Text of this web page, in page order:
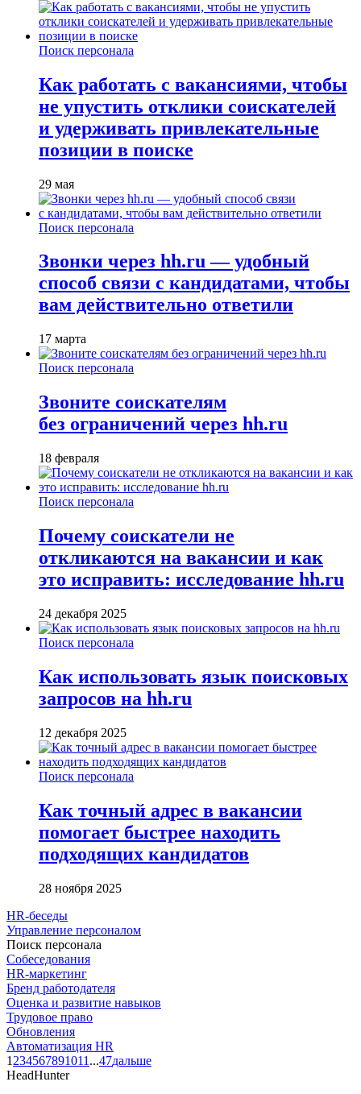
Поиск персонала
Как работать с вакансиями, чтобы
не упустить отклики соискателей
и удерживать привлекательные
позиции в поиске
29 мая
Поиск персонала
Звонки через hh.ru — удобный
способ связи с кандидатами, чтобы
вам действительно ответили
17 марта
Поиск персонала
Звоните соискателям
без ограничений через hh.ru
18 февраля
Поиск персонала
Почему соискатели не
откликаются на вакансии и как
это исправить: исследование hh.ru
24 декабря 2025
Поиск персонала
Как использовать язык поисковых
запросов на hh.ru
12 декабря 2025
Поиск персонала
Как точный адрес в вакансии
помогает быстрее находить
подходящих кандидатов
28 ноября 2025
HR-беседы
Управление персоналом
Поиск персонала
Собеседования
HR-маркетинг
Бренд работодателя
Оценка и развитие навыков
Трудовое право
Обновления
Автоматизация HR
1 234567891011 ...47дальше
HeadHunter